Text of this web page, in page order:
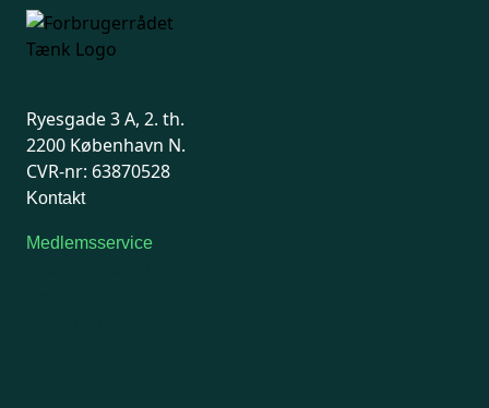
Ryesgade 3 A, 2. th.
2200 København N.
CVR-nr: 63870528
Kontakt
Medlemsservice